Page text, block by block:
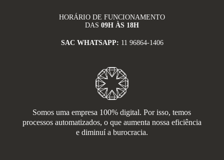
HORÁRIO DE FUNCIONAMENTO
DAS 09H ÀS 18H
SAC WHATSAPP: 11 96864-1406
Somos uma empresa 100% digital. Por isso, temos
processos automatizados, o que aumenta nossa eficiência
e diminuí a burocracia.